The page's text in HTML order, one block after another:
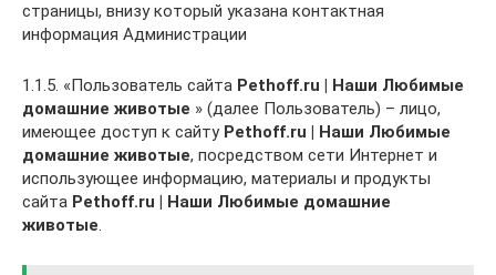
страницы, внизу который указана контактная
информация Администрации
1.1.5. «Пользователь сайта Pethoff.ru | Наши Любимые
домашние животые » (далее Пользователь) – лицо,
имеющее доступ к сайту Pethoff.ru | Наши Любимые
домашние животые, посредством сети Интернет и
использующее информацию, материалы и продукты
сайта Pethoff.ru | Наши Любимые домашние
животые.